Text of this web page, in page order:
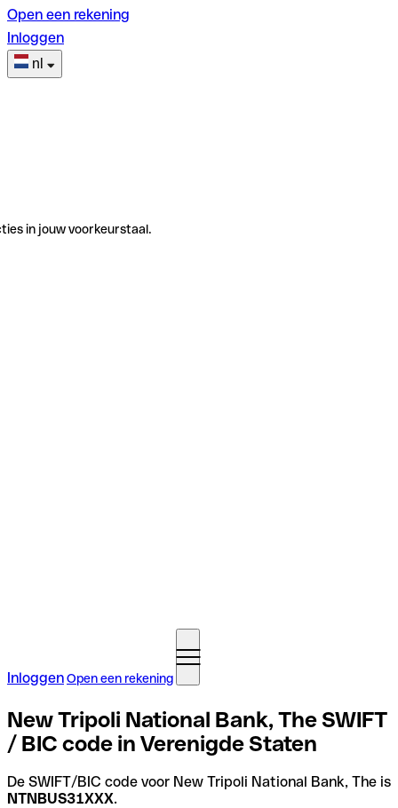
Open een rekening
Inloggen
nl
in jouw voorkeurstaal.
InloggenOpen een rekening
New Tripoli National Bank, The SWIFT
/ BIC code in Verenigde Staten
De SWIFT/BIC code voor New Tripoli National Bank, The is
NTNBUS31XXX.